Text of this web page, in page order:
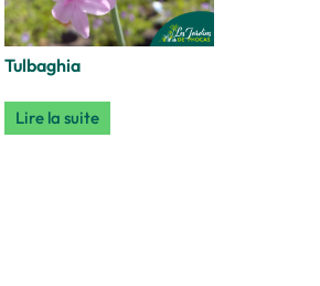
Tulbaghia
Lire la suite